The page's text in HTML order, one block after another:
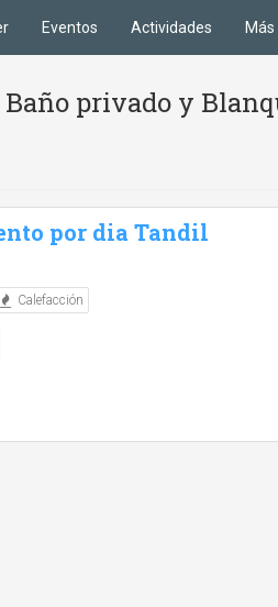
Eventos Actividades Más
privado y
por dia Tandil
Calefacción